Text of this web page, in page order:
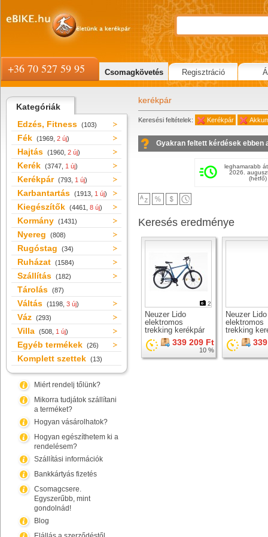
Kategóriák
Edzés, Fitness (103)
Fék (1969, 2 új)
Hajtás (1960, 2 új)
Kerék (3747, 1 új)
Kerékpár (793, 1 új)
Karbantartás (1913, 1 új)
Kiegészítők (4461, 8 új)
Kormány (1431)
Nyereg (808)
Rugóstag (34)
Ruházat (1584)
Szállítás (182)
Tárolás (87)
Váltás (1198, 3 új)
Váz (293)
Villa (508, 1 új)
Egyéb termékek (26)
Komplett szettek (13)
Miért rendelj tőlünk?
Mikorra tudjátok szállítani
a terméket?
Hogyan vásárolhatok?
Hogyan egészíthetem ki a
rendelésem?
Szállítási információk
Bankkártyás fizetés
Csomagcsere.
Egyszerűbb, mint
gondolnád!
Blog
kerékpár
Keresési feltételek: Kerékpár
Gyakran feltett kérdések ebben
leghamarabb
2026.
(hétfő)
Keresés eredménye
2
Neuzer Lido
elektromos
trekking kerékpár
339 209 Ft
10 %
Neuzer
elektromos
trekking
+36 70 527 59 95 Csomagkövetés Regisztráció